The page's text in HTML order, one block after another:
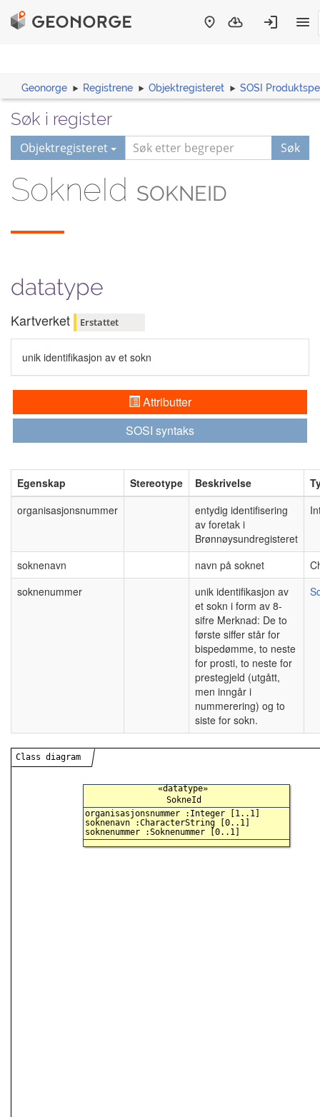
Geonorge Registrene Objektregisteret SOSI
Søk i register
Objektregisteret Søk
SokneId SOKNEID
datatype
Kartverket Erstattet
unik identifikasjon av et sokn
Attributter
SOSI syntaks
Egenskap Stereotype Beskrivelse
organisasjonsnummer
entydig identifisering
av foretak i
Brønnøysundregisteret
soknenavn navn på soknet
soknenummer
unik identifikasjon av
et sokn i form av 8-
sifre Merknad: De to
første siffer står for
bispedømme, to neste
for prosti, to neste for
prestegjeld (utgått,
men inngår i
nummerering) og to
siste for sokn.